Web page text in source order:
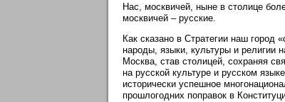
Нас, москвичей, ныне в столице
москвичей – русские.
Как сказано в Стратегии наш город
народы, языки, культуры и религии
Москва, став столицей, сохраняя
на русской культуре и русском
исторически успешное
прошлогодних поправок в